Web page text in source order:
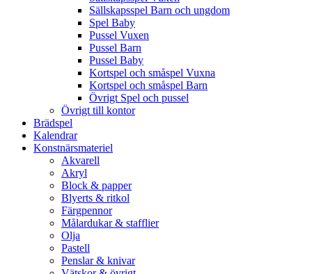
Sällskapsspel Barn och ungdom
Spel Baby
Pussel Vuxen
Pussel Barn
Pussel Baby
Kortspel och småspel Vuxna
Kortspel och småspel Barn
Övrigt Spel och pussel
Övrigt till kontor
Brädspel
Kalendrar
Konstnärsmateriel
Akvarell
Akryl
Block & papper
Blyerts & ritkol
Färgpennor
Målardukar & stafflier
Olja
Pastell
Penslar & knivar